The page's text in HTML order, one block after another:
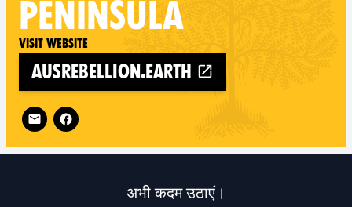
PENINSULA
Visit website
ausrebellion.earth
Follow XR Mornington Peninsula on
अभी कदम उठाएं।